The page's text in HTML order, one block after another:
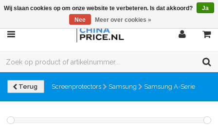
Terug Screenprotectors Samsung Samsung A-Serie
Wij slaan cookies op om onze website te verbeteren. Is dat akkoord?
Ja
Nee
Meer over cookies »